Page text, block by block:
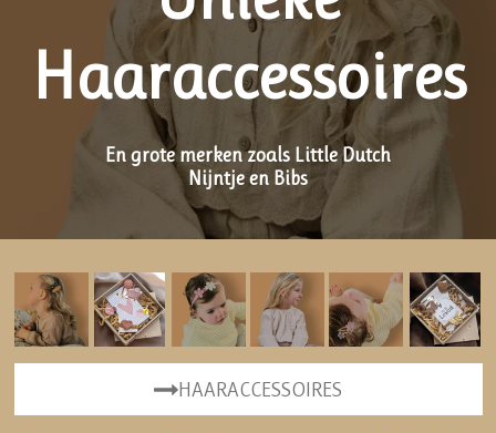
Haaraccessoires
En grote merken zoals Little Dutch
Nijntje en Bibs
HAARACCESSOIRES